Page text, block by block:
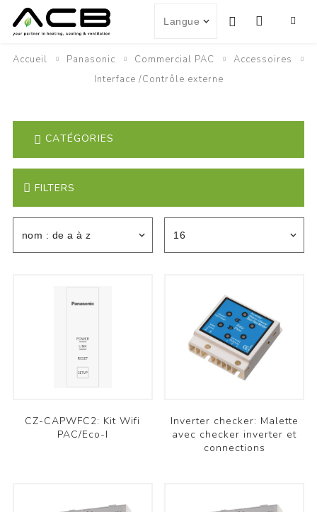
Accueil Panasonic Commercial PAC
Accessoires
Interface /Contrôle externe
FILTERS
CZ-CAPWFC2: Kit Wifi
PAC/Eco-I
Inverter checker: Malette
avec checker inverter et
connections
CATÉGORIES